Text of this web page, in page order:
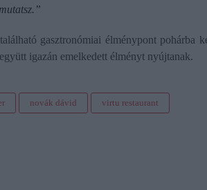
gasztronómiai élménypont pohárba
igazán emelkedett élményt nyújtanak.
novák dávid virtu restaurant